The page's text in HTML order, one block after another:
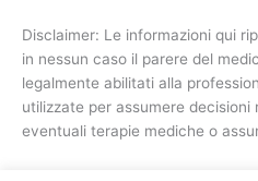
Disclaimer: Le informazioni qui
in nessun caso il parere del
legalmente abilitati alla
utilizzate per assumere
eventuali terapie mediche o